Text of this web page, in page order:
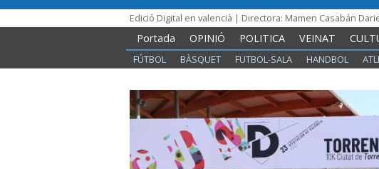
Edició Digital en valencià | Directora: Mamen Casabán
Portada OPINIÓ POLITICA VEINAT
FÚTBOL BÀSQUET FUTBOL-SALA HANDBOL